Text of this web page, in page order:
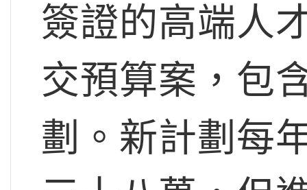
簽證的高端人
交預算案，包
劃。新計劃每